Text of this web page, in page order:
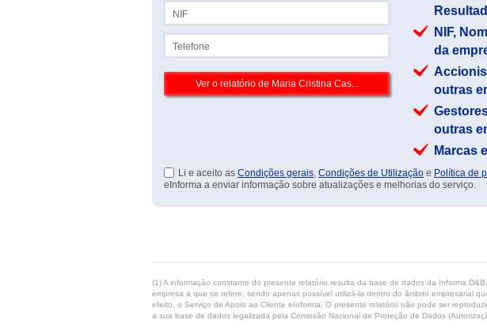
NIF,
da
outras
outras
Marcas
Li e aceito as Condições gerais, Condições de Utilização e Política de
eInforma a enviar informação sobre atualizações e melhorias do serviço.
(1) A informação constante do presente relatório resulta da base de dados da Informa
empresa a que se refere, sendo apenas possível utilizá-la dentro do âmbito empresarial
efeito, o Serviço de Apoio ao Cliente eInforma. O presente relatório não pode ser
a sua base de dados legalizada pela Comissão Nacional de Proteção de Dados